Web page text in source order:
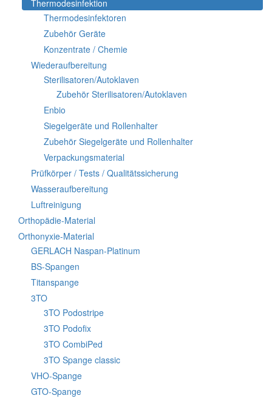
Thermodesinfektion
Thermodesinfektoren
Zubehör Geräte
Konzentrate / Chemie
Wiederaufbereitung
Sterilisatoren/Autoklaven
Zubehör Sterilisatoren/Autoklaven
Enbio
Siegelgeräte und Rollenhalter
Zubehör Siegelgeräte und Rollenhalter
Verpackungsmaterial
Prüfkörper / Tests / Qualitätssicherung
Wasseraufbereitung
Luftreinigung
Orthopädie-Material
Orthonyxie-Material
GERLACH Naspan-Platinum
BS-Spangen
Titanspange
3TO
3TO Podostripe
3TO Podofix
3TO CombiPed
3TO Spange classic
VHO-Spange
GTO-Spange